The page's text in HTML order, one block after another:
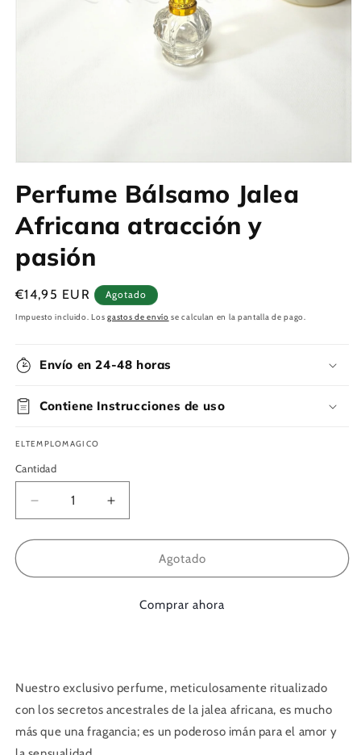
multimedia
1
en
una
modal
Perfume Bálsamo Jalea
Africana atracción y
pasión
Precio
habitual
€14,95 EUR Agotado
Impuesto incluido. Losgastos de envío se calculan en la pantalla de pago.
Envío en 24-48 horas
Contiene Instrucciones de uso
ELTEMPLOMAGICO
Cantidad
Reducir
cantidad
para
Bálsamo
Aumentar
cantidad
para
Perfume
Bálsamo
Africana
Agotado
Comprar ahora
Nuestro exclusivo perfume, meticulosamente ritualizado
con los secretos ancestrales de la jalea africana, es mucho
más que una fragancia; es un poderoso imán para el amor y